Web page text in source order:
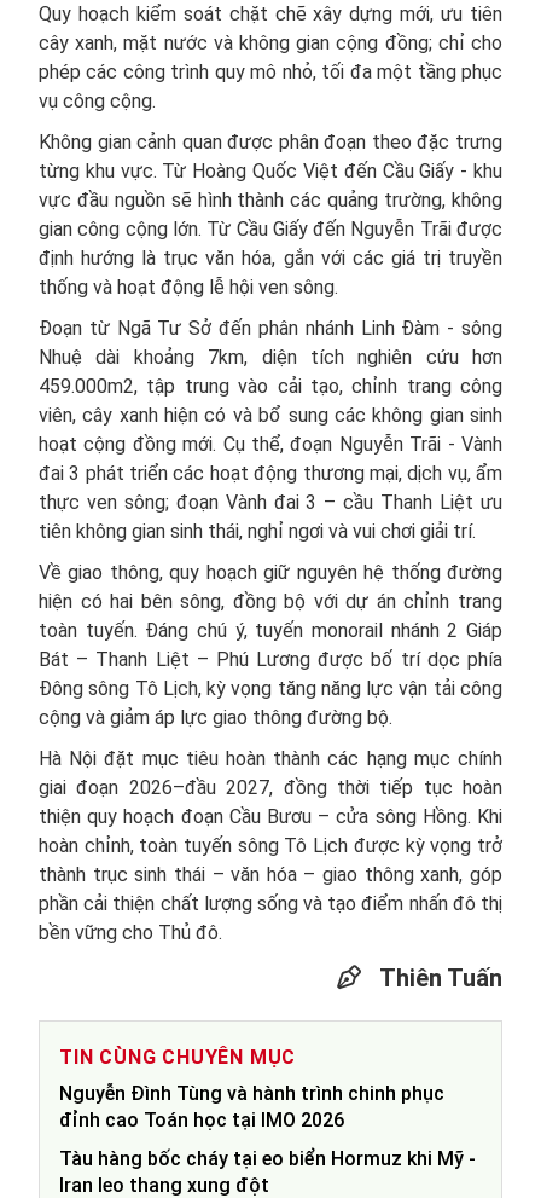
Quy hoạch kiểm soát chặt chẽ xây dựng mới, ưu tiên
cây xanh, mặt nước và không gian cộng đồng; chỉ cho
phép các công trình quy mô nhỏ, tối đa một tầng phục
vụ công cộng.
Không gian cảnh quan được phân đoạn theo đặc trưng
từng khu vực. Từ Hoàng Quốc Việt đến Cầu Giấy - khu
vực đầu nguồn sẽ hình thành các quảng trường, không
gian công cộng lớn. Từ Cầu Giấy đến Nguyễn Trãi được
định hướng là trục văn hóa, gắn với các giá trị truyền
thống và hoạt động lễ hội ven sông.
Đoạn từ Ngã Tư Sở đến phân nhánh Linh Đàm - sông
Nhuệ dài khoảng 7km, diện tích nghiên cứu hơn
459.000m2, tập trung vào cải tạo, chỉnh trang công
viên, cây xanh hiện có và bổ sung các không gian sinh
hoạt cộng đồng mới. Cụ thể, đoạn Nguyễn Trãi - Vành
đai 3 phát triển các hoạt động thương mại, dịch vụ, ẩm
thực ven sông; đoạn Vành đai 3 – cầu Thanh Liệt ưu
tiên không gian sinh thái, nghỉ ngơi và vui chơi giải trí.
Về giao thông, quy hoạch giữ nguyên hệ thống đường
hiện có hai bên sông, đồng bộ với dự án chỉnh trang
toàn tuyến. Đáng chú ý, tuyến monorail nhánh 2 Giáp
Bát – Thanh Liệt – Phú Lương được bố trí dọc phía
Đông sông Tô Lịch, kỳ vọng tăng năng lực vận tải công
cộng và giảm áp lực giao thông đường bộ.
Hà Nội đặt mục tiêu hoàn thành các hạng mục chính
giai đoạn 2026–đầu 2027, đồng thời tiếp tục hoàn
thiện quy hoạch đoạn Cầu Bươu – cửa sông Hồng. Khi
hoàn chỉnh, toàn tuyến sông Tô Lịch được kỳ vọng trở
thành trục sinh thái – văn hóa – giao thông xanh, góp
phần cải thiện chất lượng sống và tạo điểm nhấn đô thị
bền vững cho Thủ đô.
Thiên Tuấn
TIN CÙNG CHUYÊN MỤC
Nguyễn Đình Tùng và hành trình chinh phục
đỉnh cao Toán học tại IMO 2026
Tàu hàng bốc cháy tại eo biển Hormuz khi Mỹ -
Iran leo thang xung đột